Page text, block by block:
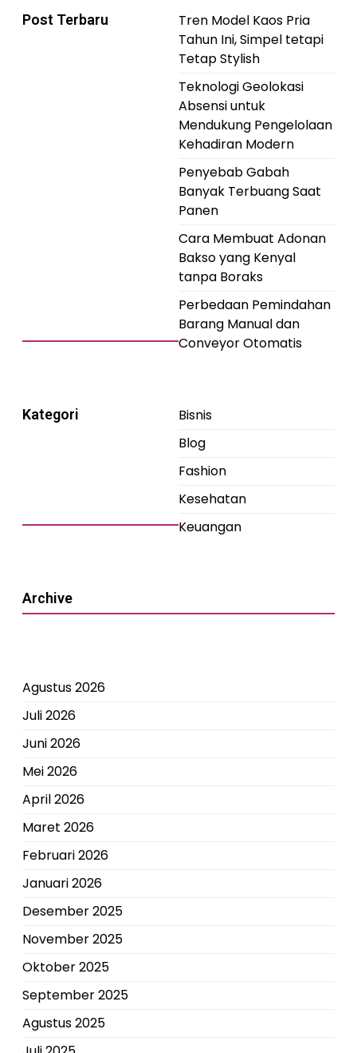
Post Terbaru
Tren Model Kaos Pria
Tahun Ini, Simpel tetapi
Tetap Stylish
Teknologi Geolokasi
Absensi untuk
Mendukung Pengelolaan
Kehadiran Modern
Penyebab Gabah
Banyak Terbuang Saat
Panen
Cara Membuat Adonan
Bakso yang Kenyal
tanpa Boraks
Perbedaan Pemindahan
Barang Manual dan
Conveyor Otomatis
Kategori
Bisnis
Blog
Fashion
Kesehatan
Keuangan
Archive
Agustus 2026
Juli 2026
Juni 2026
Mei 2026
April 2026
Maret 2026
Februari 2026
Januari 2026
Desember 2025
November 2025
Oktober 2025
September 2025
Agustus 2025